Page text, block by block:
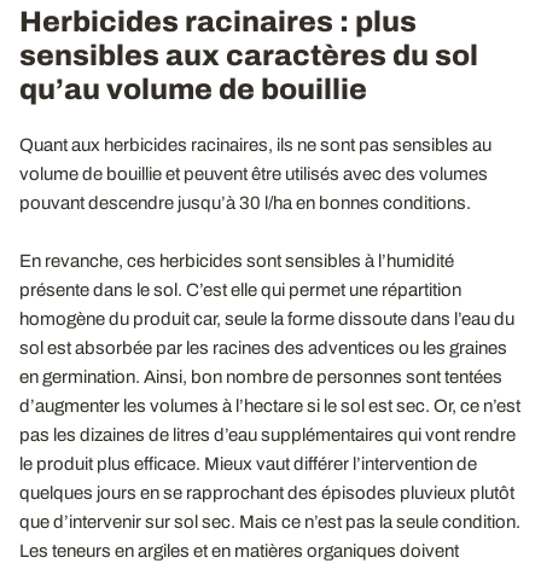
Herbicides racinaires : plus
sensibles aux caractères du sol
qu’au volume de bouillie
Quant aux herbicides racinaires, ils ne sont pas sensibles au
volume de bouillie et peuvent être utilisés avec des volumes
pouvant descendre jusqu’à 30 l/ha en bonnes conditions.
En revanche, ces herbicides sont sensibles à l’humidité
présente dans le sol. C’est elle qui permet une répartition
homogène du produit car, seule la forme dissoute dans l’eau du
sol est absorbée par les racines des adventices ou les graines
en germination. Ainsi, bon nombre de personnes sont tentées
d’augmenter les volumes à l’hectare si le sol est sec. Or, ce n’est
pas les dizaines de litres d’eau supplémentaires qui vont rendre
le produit plus efficace. Mieux vaut différer l’intervention de
quelques jours en se rapprochant des épisodes pluvieux plutôt
que d’intervenir sur sol sec. Mais ce n’est pas la seule condition.
Les teneurs en argiles et en matières organiques doivent